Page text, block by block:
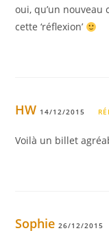
oui, qu’un nouveau
cette ‘réflexion’
HW 14/12/2015
Voilà un billet
Sophie 26/12/2015